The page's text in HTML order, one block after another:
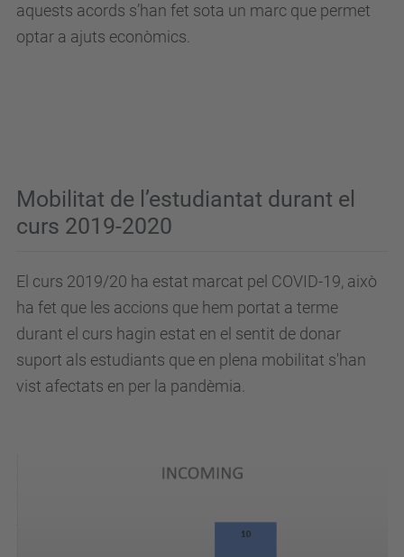
aquests acords s’han fet sota un marc que permet
optar a ajuts econòmics.
Mobilitat de l’estudiantat durant el
curs 2019-2020
El curs 2019/20 ha estat marcat pel COVID-19, això
ha fet que les accions que hem portat a terme
durant el curs hagin estat en el sentit de donar
suport als estudiants que en plena mobilitat s'han
vist afectats en per la pandèmia.